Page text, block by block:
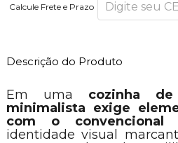
Calcule Frete e Prazo
Descrição do Produto
Em uma cozinha
minimalista exige
com o convencional
identidade visual